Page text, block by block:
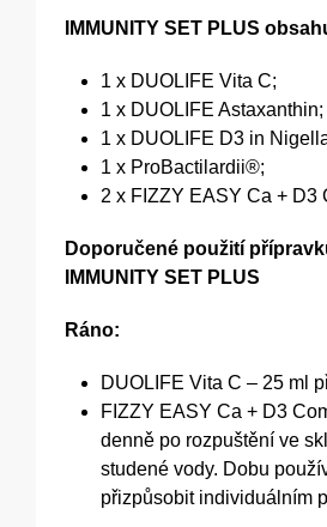
IMMUNITY SET PLUS
1 x DUOLIFE Vita C;
1 x DUOLIFE Astaxanthin;
1 x DUOLIFE D3 in
1 x ProBactilardii®;
2 x FIZZY EASY Ca + D3
Doporučené použití
IMMUNITY SET PLUS
Ráno:
DUOLIFE Vita C – 25 ml
FIZZY EASY Ca + D3
denně po rozpuštění ve
studené vody. Dobu
přizpůsobit individuálním